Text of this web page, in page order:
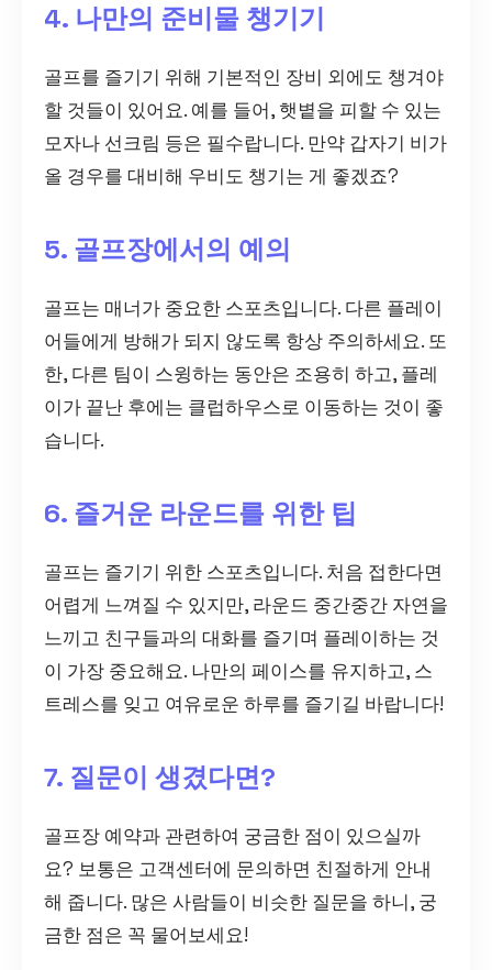
4. 나만의 준비물 챙기기
골프를 즐기기 위해 기본적인 장비 외에도 챙겨야
할 것들이 있어요. 예를 들어, 햇볕을 피할 수 있는
모자나 선크림 등은 필수랍니다. 만약 갑자기 비가
올 경우를 대비해 우비도 챙기는 게 좋겠죠?
5. 골프장에서의 예의
골프는 매너가 중요한 스포츠입니다. 다른 플레이
어들에게 방해가 되지 않도록 항상 주의하세요. 또
한, 다른 팀이 스윙하는 동안은 조용히 하고, 플레
이가 끝난 후에는 클럽하우스로 이동하는 것이 좋
습니다.
6. 즐거운 라운드를 위한 팁
골프는 즐기기 위한 스포츠입니다. 처음 접한다면
어렵게 느껴질 수 있지만, 라운드 중간중간 자연을
느끼고 친구들과의 대화를 즐기며 플레이하는 것
이 가장 중요해요. 나만의 페이스를 유지하고, 스
트레스를 잊고 여유로운 하루를 즐기길 바랍니다!
7. 질문이 생겼다면?
골프장 예약과 관련하여 궁금한 점이 있으실까
요? 보통은 고객센터에 문의하면 친절하게 안내
해 줍니다. 많은 사람들이 비슷한 질문을 하니, 궁
금한 점은 꼭 물어보세요!